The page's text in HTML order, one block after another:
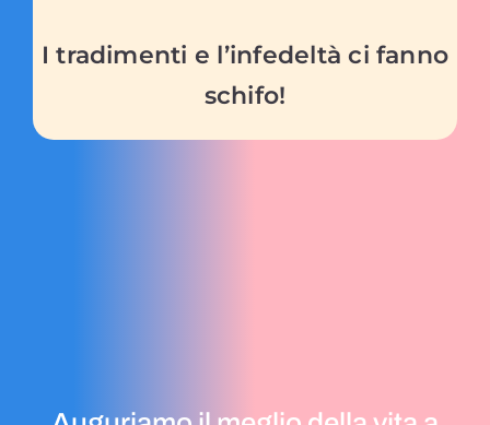
I tradimenti e l’infedeltà ci fanno
schifo!